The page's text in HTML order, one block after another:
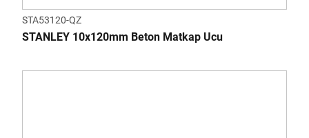
STA53120-QZ
STANLEY 10x120mm Beton Matkap Ucu